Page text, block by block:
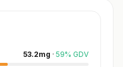
53.2mg · 59% GDV